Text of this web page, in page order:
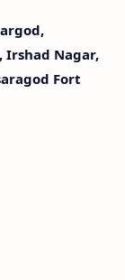
Irshad Nagar,
Fort